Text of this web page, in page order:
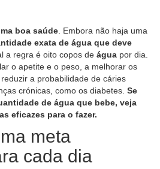
boa saúde . Embora não haja uma
exata de água que deve
a regra é oito copos de água por dia.
o apetite e o peso, a melhorar os
a probabilidade de cáries
crónicas, como os diabetes. Se
de água que bebe, veja
eficazes para o fazer.
meta
cada dia